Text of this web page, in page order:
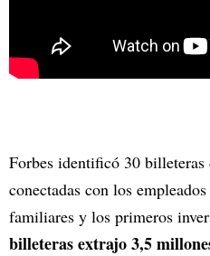
Forbes identificó 30 billeteras
conectadas con los
familiares y los primeros
billeteras extrajo 3,5